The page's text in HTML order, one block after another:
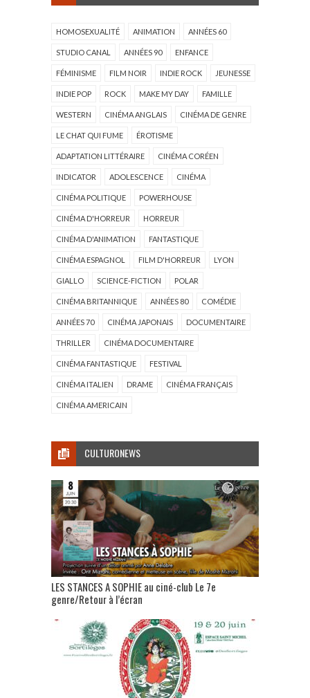
HOMOSEXUALITÉ ANIMATION ANNÉES 60
STUDIO CANAL ANNÉES 90 ENFANCE
FÉMINISME FILM NOIR INDIE ROCK JEUNESSE
INDIE POP ROCK MAKE MY DAY FAMILLE
WESTERN CINÉMA ANGLAIS CINÉMA DE GENRE
LE CHAT QUI FUME ÉROTISME
ADAPTATION LITTÉRAIRE CINÉMA CORÉEN
INDICATOR ADOLESCENCE CINÉMA
CINÉMA POLITIQUE POWERHOUSE
CINÉMA D'HORREUR HORREUR
CINÉMA D'ANIMATION FANTASTIQUE
CINÉMA ESPAGNOL FILM D'HORREUR LYON
GIALLO SCIENCE-FICTION POLAR
CINÉMA BRITANNIQUE ANNÉES 80 COMÉDIE
ANNÉES 70 CINÉMA JAPONAIS DOCUMENTAIRE
THRILLER CINÉMA DOCUMENTAIRE
CINÉMA FANTASTIQUE FESTIVAL
CINÉMA ITALIEN DRAME CINÉMA FRANÇAIS
CINÉMA AMERICAIN
CULTURONEWS
LES STANCES A SOPHIE au ciné-club Le 7e
genre/Retour à l’écran